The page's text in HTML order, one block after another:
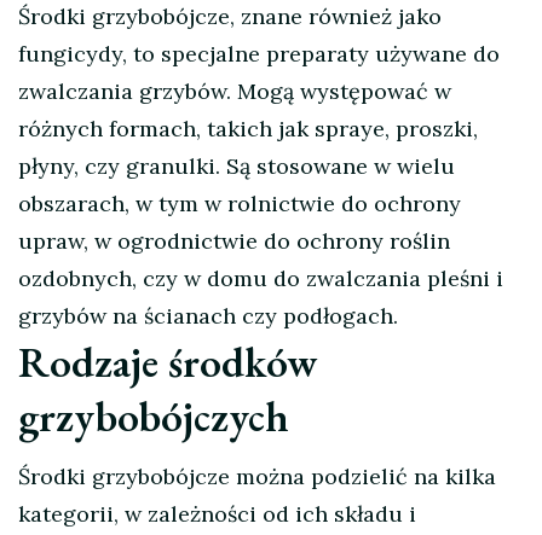
Środki grzybobójcze, znane również jako
fungicydy, to specjalne preparaty używane do
zwalczania grzybów. Mogą występować w
różnych formach, takich jak spraye, proszki,
płyny, czy granulki. Są stosowane w wielu
obszarach, w tym w rolnictwie do ochrony
upraw, w ogrodnictwie do ochrony roślin
ozdobnych, czy w domu do zwalczania pleśni i
grzybów na ścianach czy podłogach.
Rodzaje środków
grzybobójczych
Środki grzybobójcze można podzielić na kilka
kategorii, w zależności od ich składu i